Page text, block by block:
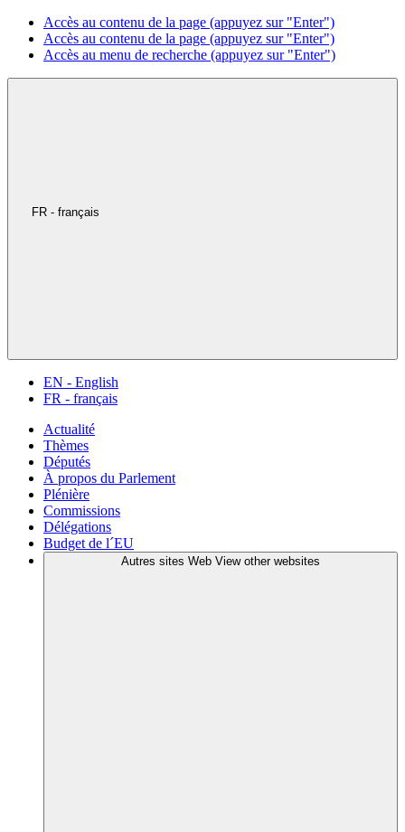
Accès au contenu de la page (appuyez sur "Enter")
Accès au contenu de la page (appuyez sur "Enter")
Accès au menu de recherche (appuyez sur "Enter")
FR - français
EN - English
FR - français
Actualité
Thèmes
Députés
À propos du Parlement
Plénière
Commissions
Délégations
Budget de l´EU
Autres sites Web View other websites